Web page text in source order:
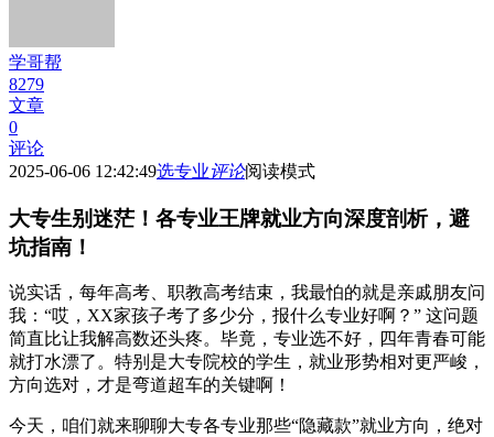
学哥帮
8279
文章
0
评论
2025-06-06 12:42:49选专业评论阅读模式
大专生别迷茫！各专业王牌就业方向深度剖析，避
坑指南！
说实话，每年高考、职教高考结束，我最怕的就是亲戚朋友问
我：“哎，XX家孩子考了多少分，报什么专业好啊？” 这问题
简直比让我解高数还头疼。毕竟，专业选不好，四年青春可能
就打水漂了。特别是大专院校的学生，就业形势相对更严峻，
方向选对，才是弯道超车的关键啊！
今天，咱们就来聊聊大专各专业那些“隐藏款”就业方向，绝对